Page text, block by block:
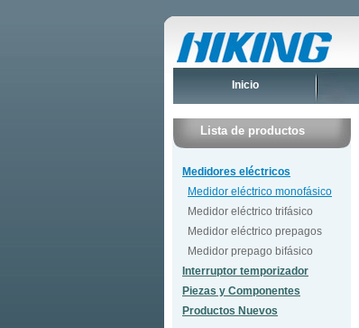
Inicio
Lista de productos
Medidores eléctricos
Medidor eléctrico monofásico
Medidor eléctrico trifásico
Medidor eléctrico prepagos
Medidor prepago bifásico
Interruptor temporizador
Piezas y Componentes
Productos Nuevos